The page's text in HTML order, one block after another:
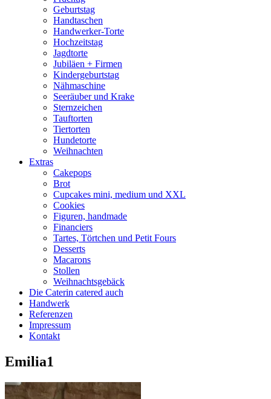
Geburtstag
Handtaschen
Handwerker-Torte
Hochzeitstag
Jagdtorte
Jubiläen + Firmen
Kindergeburtstag
Nähmaschine
Seeräuber und Krake
Sternzeichen
Tauftorten
Tiertorten
Hundetorte
Weihnachten
Extras
Cakepops
Brot
Cupcakes mini, medium und XXL
Cookies
Figuren, handmade
Financiers
Tartes, Törtchen und Petit Fours
Desserts
Macarons
Stollen
Weihnachtsgebäck
Die Caterin catered auch
Handwerk
Referenzen
Impressum
Kontakt
Emilia1